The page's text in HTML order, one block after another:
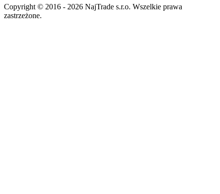
Copyright © 2016 - 2026 NajTrade s.r.o. Wszelkie prawa
zastrzeżone.